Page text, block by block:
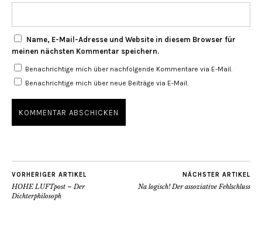
Name, E-Mail-Adresse und Website in diesem Browser für
meinen nächsten Kommentar speichern.
Benachrichtige mich über nachfolgende Kommentare via E-Mail.
Benachrichtige mich über neue Beiträge via E-Mail.
VORHERIGER ARTIKEL
HOHE LUFTpost – Der
Dichterphilosoph
NÄCHSTER ARTIKEL
Na logisch! Der assoziative Fehlschluss